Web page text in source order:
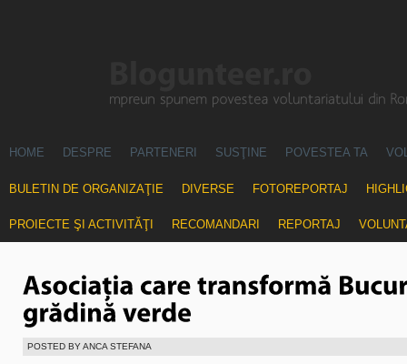
HOME DESPRE PARTENERI SUSŢINE POVESTEA TA
BULETIN DE ORGANIZAŢIE DIVERSE FOTOREPORTAJ
PROIECTE ŞI ACTIVITĂŢI RECOMANDARI REPORTAJ
POSTED BY ANCA STEFANA